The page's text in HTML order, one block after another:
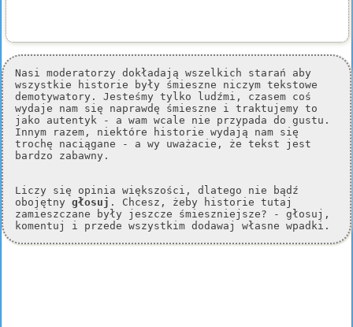
Nasi moderatorzy dokładają wszelkich starań aby
wszystkie historie były śmieszne niczym tekstowe
demotywatory. Jesteśmy tylko ludźmi, czasem coś
wydaje nam się naprawdę śmieszne i traktujemy to
jako autentyk - a wam wcale nie przypada do gustu.
Innym razem, niektóre historie wydają nam się
trochę naciągane - a wy uważacie, że tekst jest
bardzo zabawny.
Liczy się opinia większości, dlatego nie bądź
obojętny głosuj . Chcesz, żeby historie tutaj
zamieszczane były jeszcze śmieszniejsze? - głosuj,
komentuj i przede wszystkim dodawaj własne wpadki.